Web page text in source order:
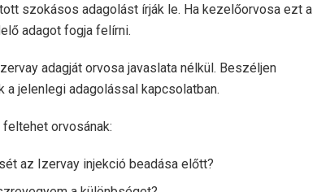
szokásos adagolást írják le. Ha kezelőorvosa ezt a
adagot fogja felírni.
adagját orvosa javaslata nélkül. Beszéljen
a jelenlegi adagolással kapcsolatban.
orvosának:
az Izervay injekció beadása előtt?